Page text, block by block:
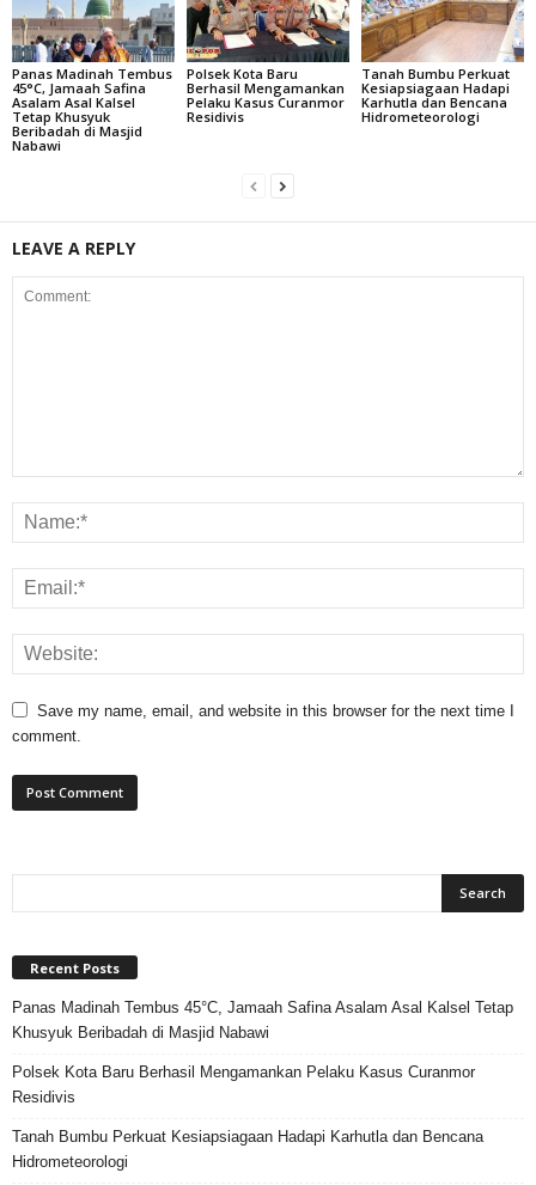
Panas Madinah Tembus
45°C, Jamaah Safina
Asalam Asal Kalsel
Tetap Khusyuk
Beribadah di Masjid
Nabawi
Polsek Kota Baru
Berhasil Mengamankan
Pelaku Kasus Curanmor
Residivis
Tanah Bumbu Perkuat
Kesiapsiagaan Hadapi
Karhutla dan Bencana
Hidrometeorologi
LEAVE A REPLY
Save my name, email, and website in this browser for the next time I
comment.
Recent Posts
Panas Madinah Tembus 45°C, Jamaah Safina Asalam Asal Kalsel Tetap
Khusyuk Beribadah di Masjid Nabawi
Polsek Kota Baru Berhasil Mengamankan Pelaku Kasus Curanmor
Residivis
Tanah Bumbu Perkuat Kesiapsiagaan Hadapi Karhutla dan Bencana
Hidrometeorologi